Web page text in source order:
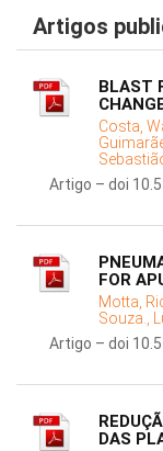
Artigos
BLAST
Costa,
Artigo – doi
FOR
Motta,
Souza.,
Artigo – doi
DAS